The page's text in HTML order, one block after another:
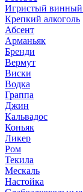
Игристый винный
Крепкий алкоголь
Абсент
Арманьяк
Бренди
Вермут
Виски
Водка
Граппа
Джин
Кальвадос
Коньяк
Ликер
Ром
Текила
Мескаль
Настойка